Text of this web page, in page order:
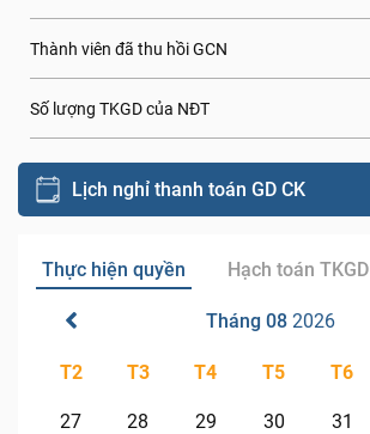
Thành viên đã thu hồi GCN
Số lượng TKGD của NĐT
Lịch nghỉ thanh toán GD CK
Thực hiện quyền Hạch toán TKGD
Tháng 08 2026
T2 T3 T4 T5 T6
27 28 29 30 31